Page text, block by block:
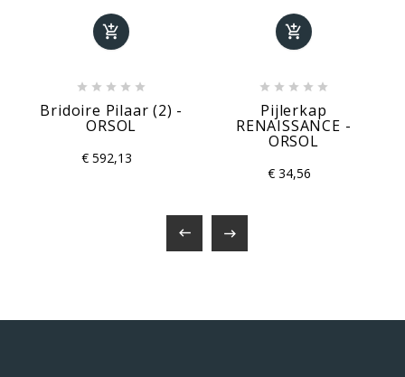

    
Bridoire Pilaar (2) -
ORSOL
€ 592,13

    
Pijlerkap
RENAISSANCE -
ORSOL
€ 34,56
 